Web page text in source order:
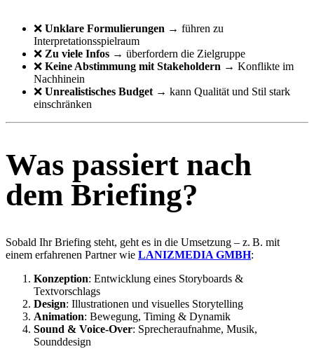
❌ Unklare Formulierungen → führen zu
Interpretationsspielraum
❌ Zu viele Infos → überfordern die Zielgruppe
❌ Keine Abstimmung mit Stakeholdern → Konflikte im
Nachhinein
❌ Unrealistisches Budget→ kann Qualität und Stil stark
einschränken
Was passiert nach
dem Briefing?
Sobald Ihr Briefing steht, geht es in die Umsetzung – z. B. mit
einem erfahrenen Partner wie LANIZMEDIA GMBH:
Konzeption: Entwicklung eines Storyboards &
Textvorschlags
Design: Illustrationen und visuelles Storytelling
Animation: Bewegung, Timing & Dynamik
Sound & Voice-Over: Sprecheraufnahme, Musik,
Sounddesign